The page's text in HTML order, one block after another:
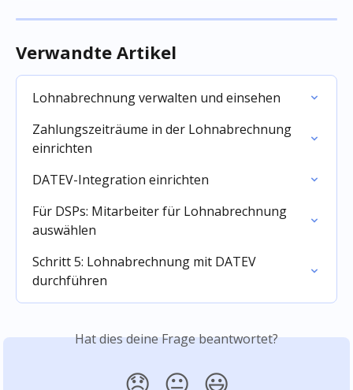
Verwandte Artikel
Lohnabrechnung verwalten und einsehen
Zahlungszeiträume in der Lohnabrechnung
einrichten
DATEV-Integration einrichten
Für DSPs: Mitarbeiter für Lohnabrechnung
auswählen
Schritt 5: Lohnabrechnung mit DATEV
durchführen
Hat dies deine Frage beantwortet?
😞 😐 😃